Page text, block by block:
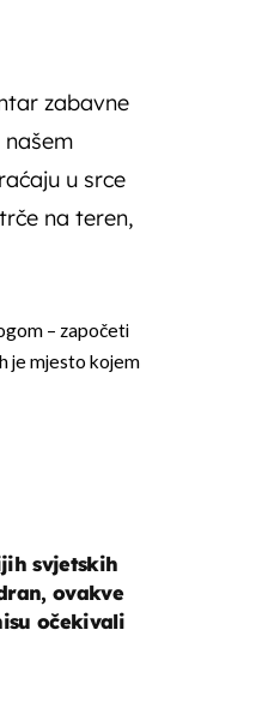
zabavne
u srce
na teren,
– započeti
je mjesto kojem
svjetskih
ovakve
očekivali